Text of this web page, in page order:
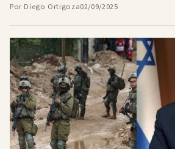
Por Diego Ortigoza02/09/2025